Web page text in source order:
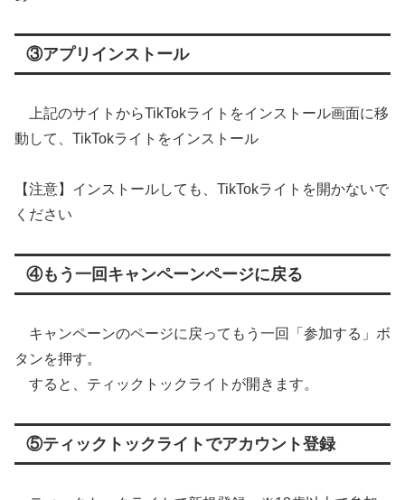
③アプリインストール
上記のサイトからTikTokライトをインストール画面に移
動して、TikTokライトをインストール
【注意】インストールしても、TikTokライトを開かないで
ください
④もう一回キャンペーンページに戻る
キャンペーンのページに戻ってもう一回「参加する」ボ
タンを押す。
すると、ティックトックライトが開きます。
⑤ティックトックライトでアカウント登録